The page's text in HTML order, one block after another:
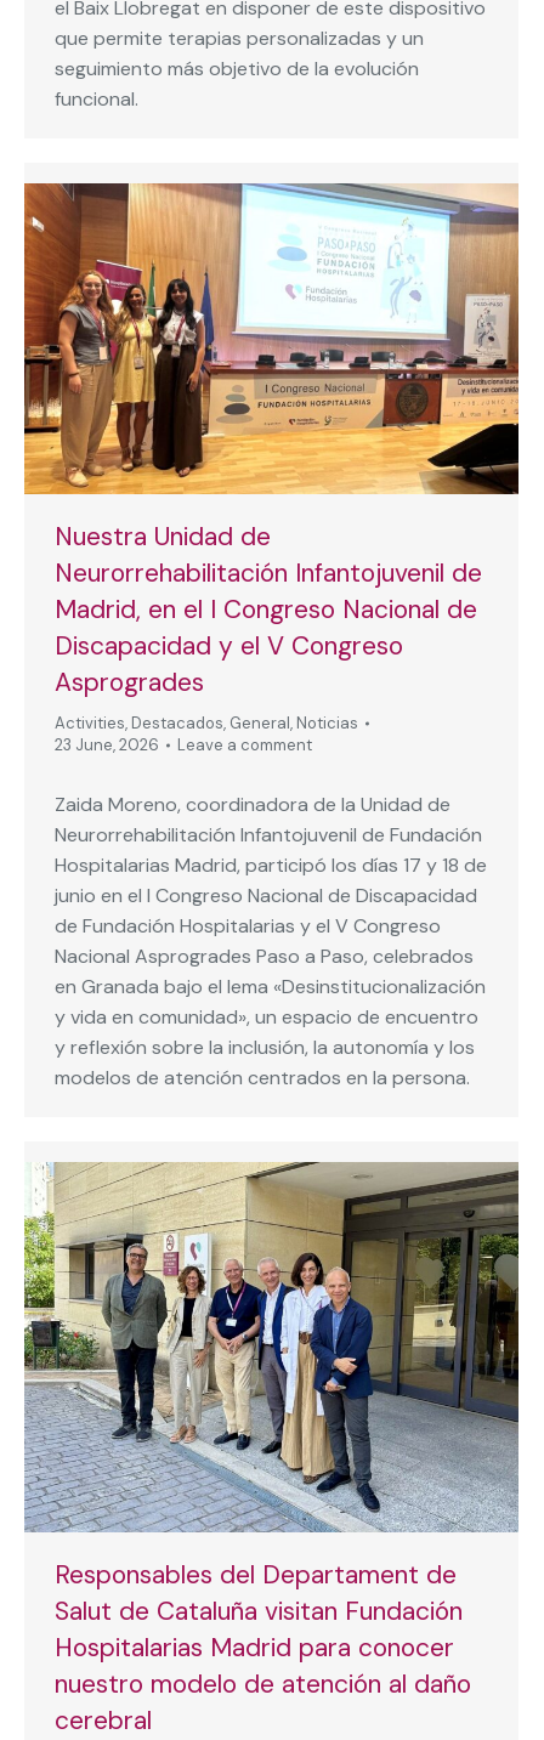
el Baix Llobregat en disponer de este dispositivo
que permite terapias personalizadas y un
seguimiento más objetivo de la evolución
funcional.
Nuestra Unidad de
Neurorrehabilitación Infantojuvenil de
Madrid, en el I Congreso Nacional de
Discapacidad y el V Congreso
Asprogrades
Activities, Destacados, General, Noticias
23 June, 2026
Leave a comment
Zaida Moreno, coordinadora de la Unidad de
Neurorrehabilitación Infantojuvenil de Fundación
Hospitalarias Madrid, participó los días 17 y 18 de
junio en el I Congreso Nacional de Discapacidad
de Fundación Hospitalarias y el V Congreso
Nacional Asprogrades Paso a Paso, celebrados
en Granada bajo el lema «Desinstitucionalización
y vida en comunidad», un espacio de encuentro
y reflexión sobre la inclusión, la autonomía y los
modelos de atención centrados en la persona.
Responsables del Departament de
Salut de Cataluña visitan Fundación
Hospitalarias Madrid para conocer
nuestro modelo de atención al daño
cerebral